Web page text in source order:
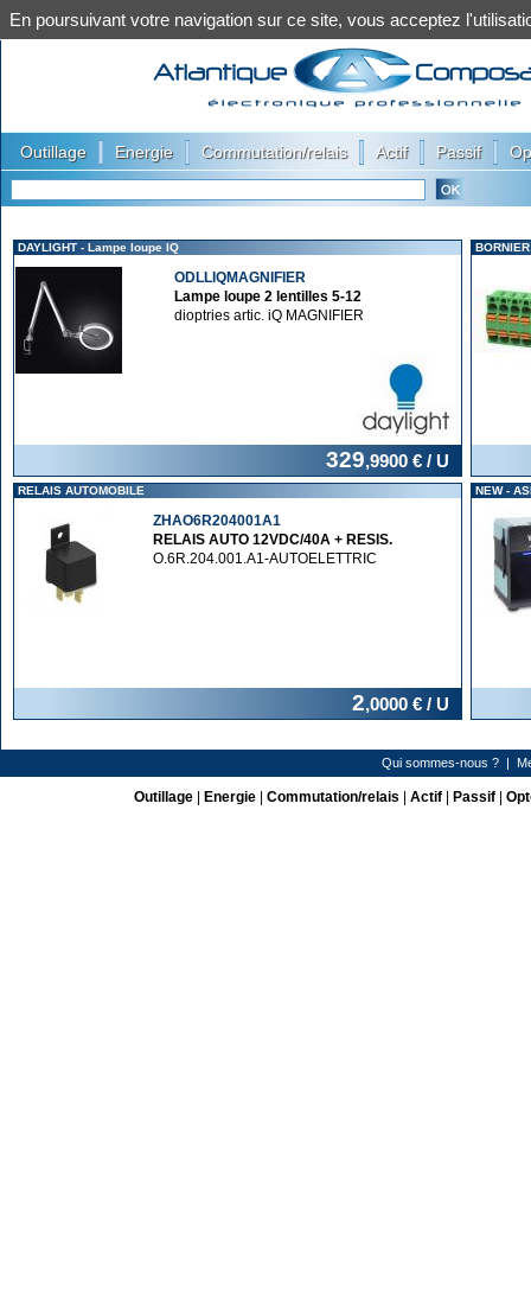
Outillage Energie Commutation/relais Actif Passif
DAYLIGHT - Lampe loupe IQ
ODLLIQMAGNIFIER
Lampe loupe 2 lentilles 5-12
dioptries artic. iQ MAGNIFIER
329,9900 € / U
RELAIS AUTOMOBILE
ZHAO6R204001A1
RELAIS AUTO 12VDC/40A + RESIS.
O.6R.204.001.A1-AUTOELETTRIC
2,0000 € / U
NEW -
Qui sommes-nous ? |
Outillage| Energie| Commutation/relais Actif| Passif|
En poursuivant votre navigation sur ce site, vous acceptez